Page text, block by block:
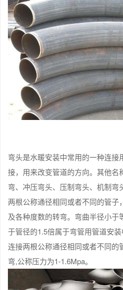
弯头是水暖安装中常用的一种连接
接，用来改变管道的方向。其他名
弯、冲压弯头、压制弯头、机制
两根公称通径相同或者不同的管子
及各种度数的转弯。弯曲半径小于
于管径的1.5倍属于弯管用管道安装
连接两根公称通径相同或者不同的
弯,公称压力为1-1.6Mpa。